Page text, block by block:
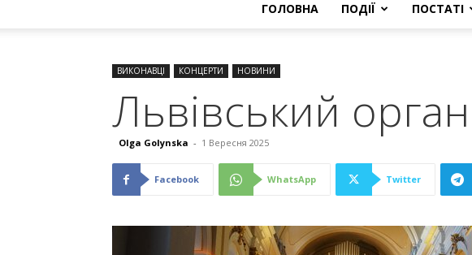
ГОЛОВНА ПОДІЇ ПОСТАТІ
ВИКОНАВЦІ КОНЦЕРТИ НОВИНИ
Львівський
Olga Golynska - 1 Вересня 2025
Facebook WhatsApp Twitter